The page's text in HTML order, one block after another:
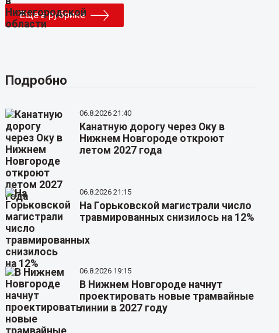
Еще в рубрике
Подробно
06.8.2026 21:40
Канатную дорогу через Оку в
Нижнем Новгороде откроют
летом 2027 года
06.8.2026 21:15
На Горьковской магистрали число
травмированных снизилось на 12%
06.8.2026 19:15
В Нижнем Новгороде начнут
проектировать новые трамвайные
линии в 2027 году